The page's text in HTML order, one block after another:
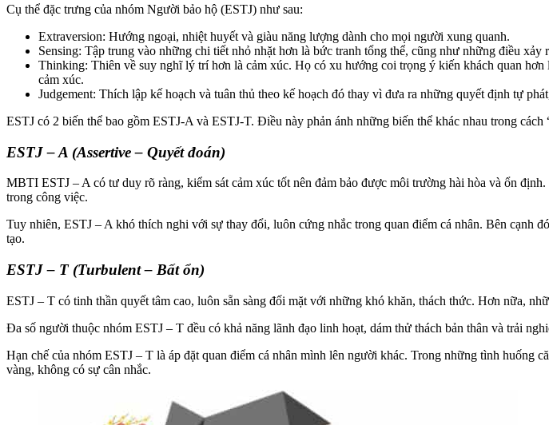
Cụ thể đặc trưng của nhóm Người bảo hộ (ESTJ) như sau:
Extraversion: Hướng ngoại, nhiệt huyết và giàu năng lượng dành cho mọi người xung quanh.
Sensing: Tập trung vào những chi tiết nhỏ nhặt hơn là bức tranh tổng thể, cũng như những điều
Thinking: Thiên về suy nghĩ lý trí hơn là cảm xúc. Họ có xu hướng coi trọng ý kiến khách quan
cảm xúc.
Judgement: Thích lập kế hoạch và tuân thủ theo kế hoạch đó thay vì đưa ra những quyết định tự
ESTJ có 2 biến thể bao gồm ESTJ-A và ESTJ-T. Điều này phản ánh những biến thể khác nhau trong
ESTJ – A (Assertive – Quyết đoán)
MBTI ESTJ – A có tư duy rõ ràng, kiểm sát cảm xúc tốt nên đảm bảo được môi trường hài hòa và ổn
trong công việc.
Tuy nhiên, ESTJ – A khó thích nghi với sự thay đổi, luôn cứng nhắc trong quan điểm cá nhân. Bên cạnh
tạo.
ESTJ – T (Turbulent – Bất ổn)
ESTJ – T có tinh thần quyết tâm cao, luôn sẵn sàng đối mặt với những khó khăn, thách thức. Hơn nữa,
Đa số người thuộc nhóm ESTJ – T đều có khả năng lãnh đạo linh hoạt, dám thử thách bản thân và trải
Hạn chế của nhóm ESTJ – T là áp đặt quan điểm cá nhân mình lên người khác. Trong những tình
vàng, không có sự cân nhắc.